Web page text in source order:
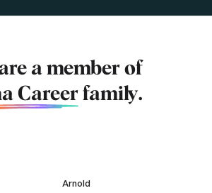
a member of
Career family.
Arnold